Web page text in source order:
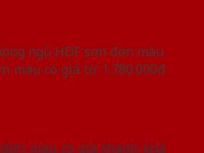
màu có giá từ 1.780.000đ